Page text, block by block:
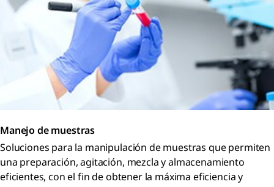
Manejo de muestras
Soluciones para la manipulación de muestras que permiten
una preparación, agitación, mezcla y almacenamiento
eficientes, con el fin de obtener la máxima eficiencia y